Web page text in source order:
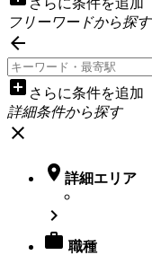
さらに条件を追加
フリーワードから探す

add_box さらに条件を追加
詳細条件から探す
close
 詳細エリア

 職種